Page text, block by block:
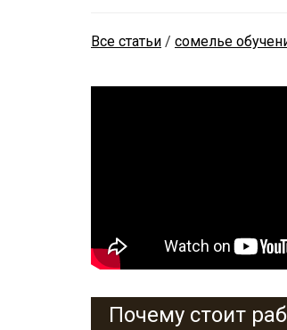
Все статьи / сомелье
Почему стоит